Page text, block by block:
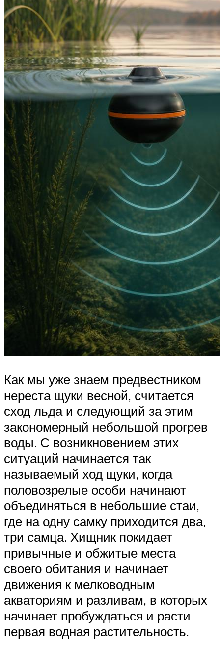
Как мы уже знаем предвестником
нереста щуки весной, считается
сход льда и следующий за этим
закономерный небольшой прогрев
воды. С возникновением этих
ситуаций начинается так
называемый ход щуки, когда
половозрелые особи начинают
объединяться в небольшие стаи,
где на одну самку приходится два,
три самца. Хищник покидает
привычные и обжитые места
своего обитания и начинает
движения к мелководным
акваториям и разливам, в которых
начинает пробуждаться и расти
первая водная растительность.